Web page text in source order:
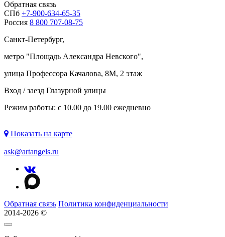
Обратная связь
СПб +7-900-634-65-35
Россия 8 800 707-08-75
Санкт-Петербург,
метро "Площадь Александра Невского",
улица Профессора Качалова, 8М, 2 этаж
Вход / заезд Глазурной улицы
Режим работы: с 10.00 до 19.00 ежедневно
Показать на карте
ask@artangels.ru
Обратная связь Политика конфиденциальности
2014-2026 ©